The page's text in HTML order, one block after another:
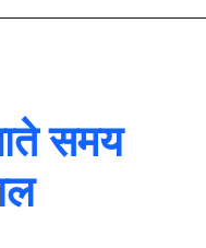
समय